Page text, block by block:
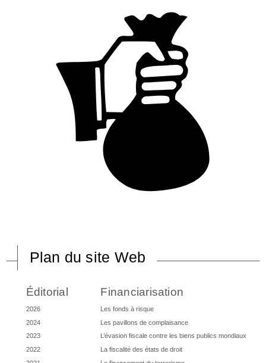
Plan du site Web
Éditorial
2026
2024
2023
2022
Financiarisation
Les fonds à risque
Les pavillons de complaisance
L’évasion fiscale contre les biens publics mondiaux
La fiscalité des états de droit